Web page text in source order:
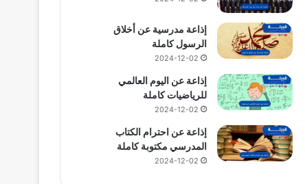
إذاعة مدرسية عن أخلاق
الرسول كاملة
2024-12-02
إذاعة عن اليوم العالمي
للرياضيات كاملة
2024-12-02
إذاعة عن احترام الكتاب
المدرسي مكتوبة كاملة
2024-12-02